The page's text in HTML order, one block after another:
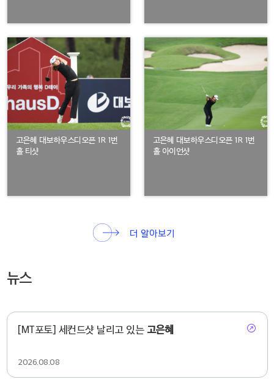
고은혜 대보하우스디오픈 1R 1번
홀 티샷
고은혜 대보하우스디오픈 1R 1번
홀 아이언샷
더 알아보기
뉴스
[MT포토] 세컨드샷 날리고 있는 고은혜
2026.08.08